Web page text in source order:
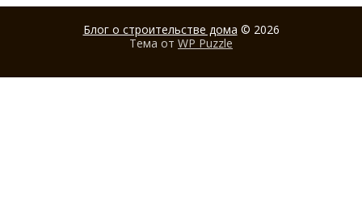
Блог о строительстве дома © 2026
Тема от WP Puzzle